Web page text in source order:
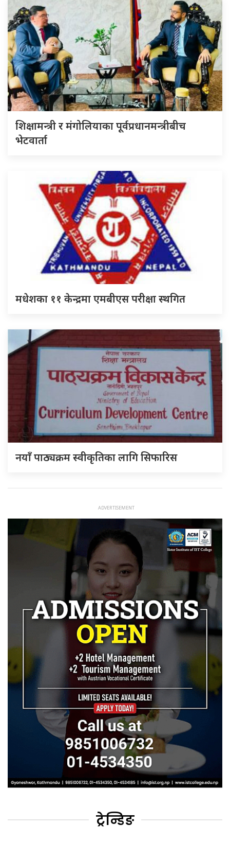
शिक्षामन्त्री र मंगोलियाका पूर्वप्रधानमन्त्रीबीच
भेटवार्ता
मधेशका ११ केन्द्रमा एमबीएस परीक्षा स्थगित
नयाँ पाठ्यक्रम स्वीकृतिका लागि सिफारिस
ट्रेन्डिङ